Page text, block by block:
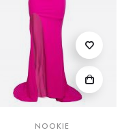
NOOKIE